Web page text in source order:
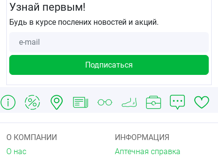
Узнай первым!
Будь в курсе послених новостей и акций.
О КОМПАНИИ
О нас
ИНФОРМАЦИЯ
Аптечная справка